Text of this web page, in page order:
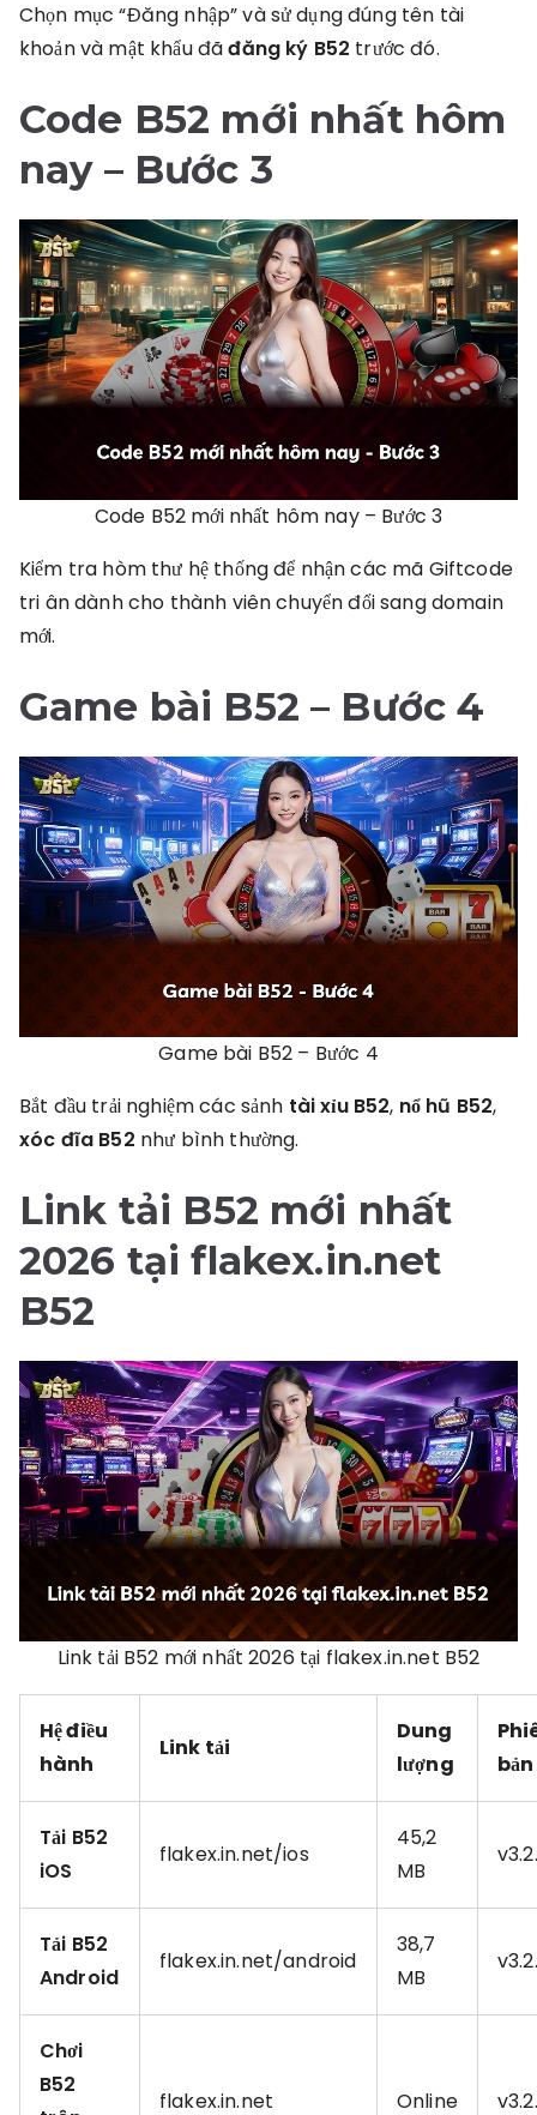
Chọn mục “Đăng nhập” và sử dụng đúng tên tài
khoản và mật khẩu đãđăng ký B52 trước đó.
Code B52 mới nhất hôm
nay– Bước 3
Code B52 mới nhất hôm nay – Bước 3
Kiểm tra hòm thư hệ thống để nhận các mã Giftcode
tri ân dành cho thành viên chuyển đổi sang domain
mới.
Game bài B52 – Bước 4
Game bài B52 – Bước 4
Bắt đầu trải nghiệm các sảnh tài xỉu B52, nổ hũ B52,
xóc đĩa B52 như bình thường.
Link tải B52 mới nhất
2026 tạiflakex.in.net
B52
Link tải B52 mới nhất 2026 tại flakex.in.net B52
Hệ điều
hành
Link tải
Dung
lượng
bản
Tải B52
iOS
flakex.in.net/ios
45,2
MB
Tải B52
Android
flakex.in.net/android
38,7
MB
Chơi
B52
flakex.in.net Online